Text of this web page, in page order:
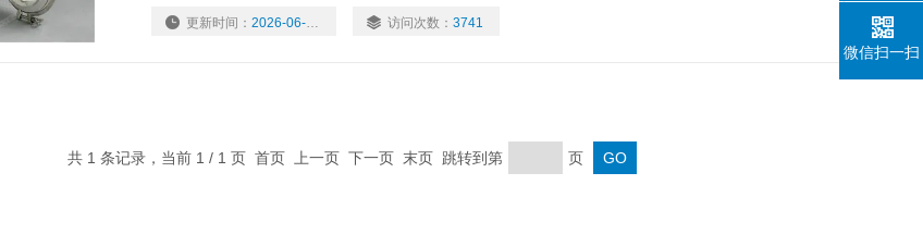
更新时间：2026-06-16 访问次数：3741
共 1 条记录，当前 1 / 1 页 首页 上一页 下一页 末页 跳转到第 页
微信扫一扫